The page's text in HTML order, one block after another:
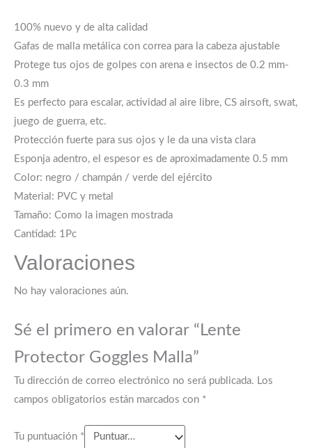
100% nuevo y de alta calidad
Gafas de malla metálica con correa para la cabeza ajustable
Protege tus ojos de golpes con arena e insectos de 0.2 mm-
0.3 mm
Es perfecto para escalar, actividad al aire libre, CS airsoft, swat,
juego de guerra, etc.
Protección fuerte para sus ojos y le da una vista clara
Esponja adentro, el espesor es de aproximadamente 0.5 mm
Color: negro / champán / verde del ejército
Material: PVC y metal
Tamaño: Como la imagen mostrada
Cantidad: 1Pc
Valoraciones
No hay valoraciones aún.
Sé el primero en valorar “Lente
Protector Goggles Malla”
Tu dirección de correo electrónico no será publicada. Los
campos obligatorios están marcados con *
Tu puntuación *